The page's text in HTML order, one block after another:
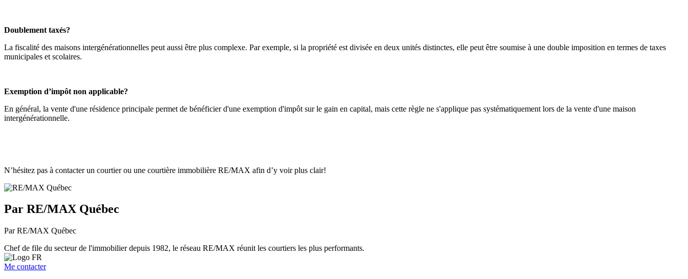
Doublement taxés?
La fiscalité des maisons intergénérationnelles peut aussi être plus complexe. Par exemple, si la propriété est divisée en deux unités distinctes, elle peut être soumise à une double imposition en termes de taxes
municipales et scolaires.
Exemption d’impôt non applicable?
En général, la vente d'une résidence principale permet de bénéficier d'une exemption d'impôt sur le gain en capital, mais cette règle ne s'applique pas systématiquement lors de la vente d'une maison
intergénérationnelle.
N’hésitez pas à contacter un courtier ou une courtière immobilière RE/MAX afin d’y voir plus clair!
Par RE/MAX Québec
Par RE/MAX Québec
Chef de file du secteur de l'immobilier depuis 1982, le réseau RE/MAX réunit les courtiers les plus performants.
Me contacter